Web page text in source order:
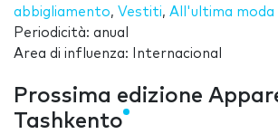
abbigliamento, Vestiti, All'ultima moda
Periodicità: anual
Area di influenza: Internacional
Prossima edizione
Tashkento